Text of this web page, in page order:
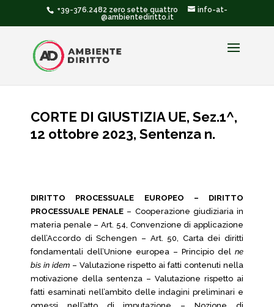
+39-376.2482 zero sette quattro
info-at-
@ambientediritto.it
CORTE DI GIUSTIZIA UE, Sez.1^,
12 ottobre 2023, Sentenza n.
DIRITTO PROCESSUALE EUROPEO – DIRITTO
PROCESSUALE PENALE – Cooperazione giudiziaria in
materia penale – Art. 54, Convenzione di applicazione
dell’Accordo di Schengen – Art. 50, Carta dei diritti
fondamentali dell’Unione europea – Principio del ne
bis in idem– Valutazione rispetto ai fatti contenuti nella
motivazione della sentenza – Valutazione rispetto ai
fatti esaminati nell’ambito delle indagini preliminari e